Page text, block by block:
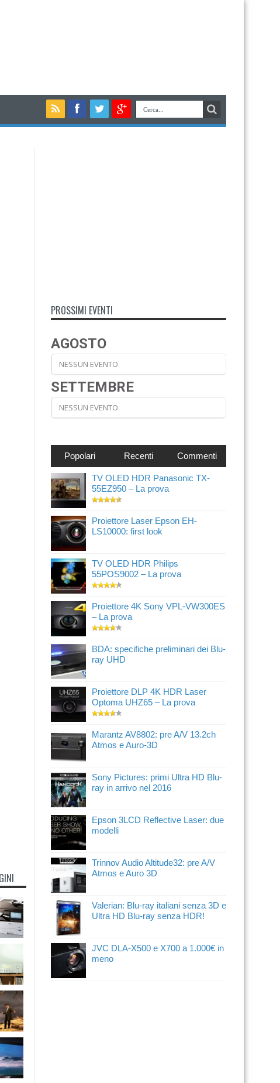
PROSSIMI EVENTI
AGOSTO
NESSUN EVENTO
SETTEMBRE
NESSUN EVENTO
Popolari Recenti Commenti
TV OLED HDR Panasonic TX-
55EZ950 – La prova
Proiettore Laser Epson EH-
LS10000: first look
TV OLED HDR Philips
55POS9002 – La prova
Proiettore 4K Sony VPL-VW300ES
– La prova
BDA: specifiche preliminari dei Blu-
ray UHD
Proiettore DLP 4K HDR Laser
Optoma UHZ65 – La prova
Marantz AV8802: pre A/V 13.2ch
Atmos e Auro-3D
Sony Pictures: primi Ultra HD Blu-
ray in arrivo nel 2016
Epson 3LCD Reflective Laser: due
modelli
Trinnov Audio Altitude32: pre A/V
Atmos e Auro 3D
Valerian: Blu-ray italiani senza 3D e
Ultra HD Blu-ray senza HDR!
JVC DLA-X500 e X700 a 1.000€ in
meno